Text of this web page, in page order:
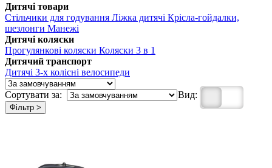
Дитячі товари
Стільчики для годування Ліжка дитячі Крісла-гойдалки,
шезлонги Манежі
Дитячі коляски
Прогулянкові коляски Коляски 3 в 1
Дитячий транспорт
Дитячі 3-х колісні велосипеди
Сортувати за: Вид:
Фільтр >